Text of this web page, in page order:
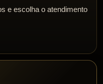
e escolha o atendimento